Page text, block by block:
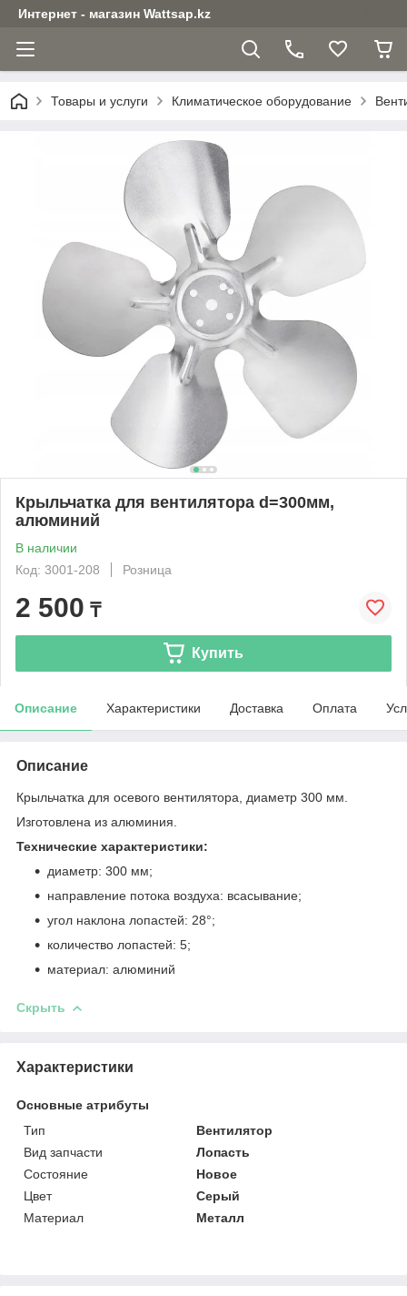
Интернет - магазин Wattsap.kz
Товары и услуги Климатическое оборудование
Крыльчатка для вентилятора d=300мм,
алюминий
В наличии
Код: 3001-208
Розница
2 500 ₸
Купить
Описание Характеристики Доставка Оплата
Описание
Крыльчатка для осевого вентилятора, диаметр 300 мм.
Изготовлена из алюминия.
Технические характеристики:
диаметр: 300 мм;
направление потока воздуха: всасывание;
угол наклона лопастей: 28°;
количество лопастей: 5;
материал: алюминий
Скрыть
Характеристики
Основные атрибуты
Тип
Вентилятор
Вид запчасти
Лопасть
Состояние
Новое
Цвет
Серый
Материал
Металл